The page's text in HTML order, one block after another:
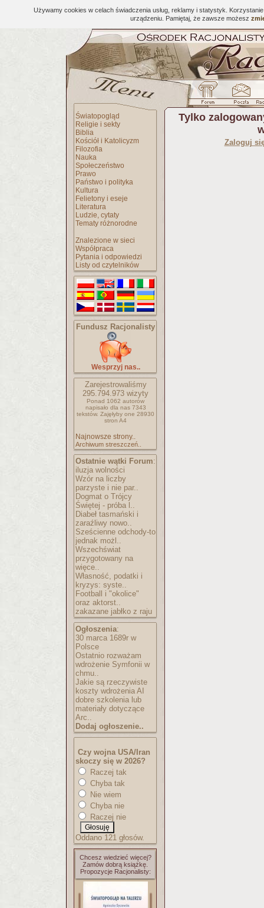
Używamy cookies w celach świadczenia usług, reklamy i statystyk.
urządzeniu. Pamiętaj, że zawsze możesz
Światopogląd
Religie i sekty
Biblia
Kościół i Katolicyzm
Filozofia
Nauka
Społeczeństwo
Prawo
Państwo i polityka
Kultura
Felietony i eseje
Literatura
Ludzie, cytaty
Tematy różnorodne
Znalezione w sieci
Współpraca
Pytania i odpowiedzi
Listy od czytelników
Fundusz Racjonalisty
Wesprzyj nas..
Zarejestrowaliśmy
295.794.973 wizyty
Ponad 1062 autorów
napisało dla nas 7343
tekstów. Zajęłyby one 28930
stron A4
Najnowsze strony..
Archiwum streszczeń..
Ostatnie wątki Forum:
iluzja wolności
Wzór na liczby
parzyste i nie par..
Dogmat o Trójcy
Świętej - próba l..
Diabeł tasmański i
zaraźliwy nowo..
Sześcienne odchody-to
jednak możl..
Wszechświat
przygotowany na
więce..
Własność, podatki i
kryzys: syste..
Football i "okolice"
oraz aktorst..
zakazane jabłko z raju
Ogłoszenia:
30 marca 1689r w
Polsce
Ostatnio rozważam
wdrożenie Symfonii w
chmu..
Jakie są rzeczywiste
koszty wdrożenia AI
dobre szkolenia lub
materiały dotyczące
Arc..
Dodaj ogłoszenie..
Czy wojna USA/Iran
skoczy się w 2026?
Raczej tak
Chyba tak
Nie wiem
Chyba nie
Raczej nie
Oddano 121 głosów.
Chcesz wiedzieć więcej?
Zamów dobrą książkę.
Propozycje Racjonalisty:
Tylko
Zaloguj